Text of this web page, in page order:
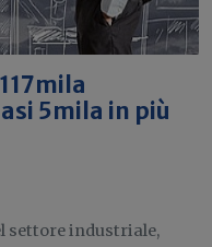
5mila in più
settore industriale,